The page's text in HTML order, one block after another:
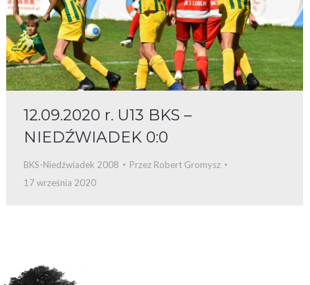
12.09.2020 r. U13 BKS –
NIEDŹWIADEK 0:0
BKS-Niedźwiadek 2008 Przez Robert Gromysz
17 września 2020